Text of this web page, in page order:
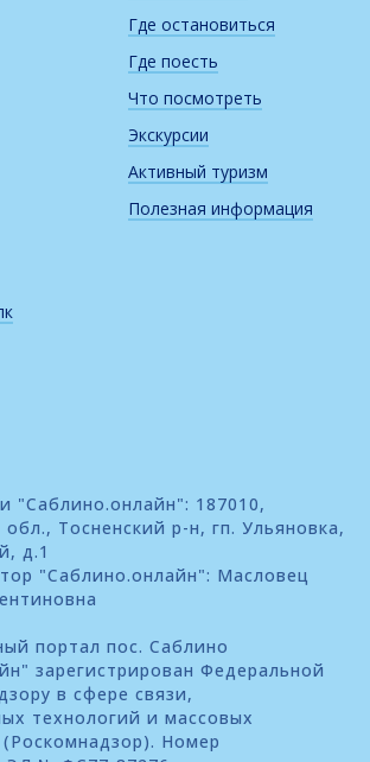
Где остановиться
Где поесть
Что посмотреть
Экскурсии
Активный туризм
Полезная информация
"Саблино.онлайн": 187010,
обл., Тосненский р-н, гп. Ульяновка,
д.1
"Саблино.онлайн": Масловец
портал пос. Саблино
зарегистрирован Федеральной
в сфере связи,
технологий и массовых
Номер